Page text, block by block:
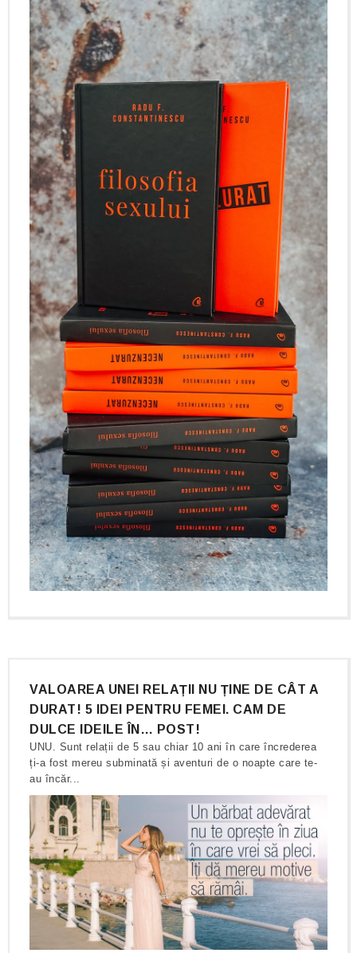
VALOAREA UNEI RELAȚII NU ȚINE DE CÂT A
DURAT! 5 IDEI PENTRU FEMEI. CAM DE
DULCE IDEILE ÎN… POST!
UNU. Sunt relații de 5 sau chiar 10 ani în care încrederea
ți-a fost mereu subminată și aventuri de o noapte care te-
au încăr...